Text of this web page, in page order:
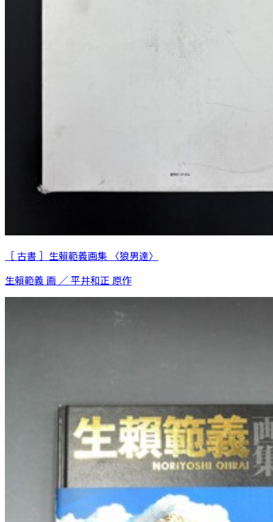
［ 古書 ］生賴範義画集 〈狼男達〉
生賴範義 画 ／ 平井和正 原作